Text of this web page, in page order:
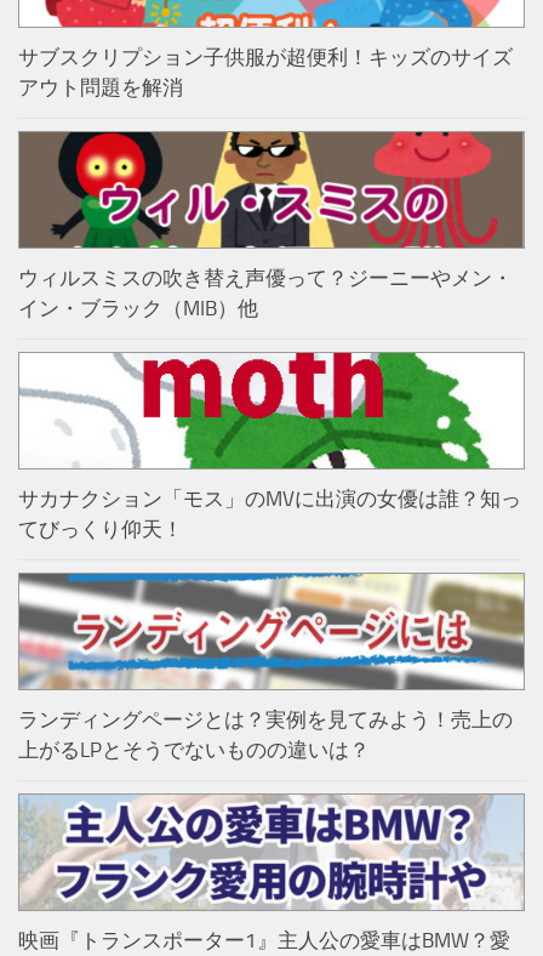
サブスクリプション子供服が超便利！キッズのサイズ
アウト問題を解消
ウィルスミスの吹き替え声優って？ジーニーやメン・
イン・ブラック（MIB）他
サカナクション「モス」のMVに出演の女優は誰？知っ
てびっくり仰天！
ランディングページとは？実例を見てみよう！売上の
上がるLPとそうでないものの違いは？
映画『トランスポーター1』主人公の愛車はBMW？愛